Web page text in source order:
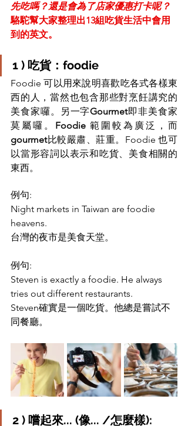
先吃嗎？還是會為了店家優惠打卡呢？
駱駝幫大家整理出13組吃貨生活中會用
到的英文。
1 ) 吃貨：foodie
Foodie 可以用來說明喜歡吃各式各樣東
西的人，當然也包含那些對烹飪講究的
美食家囉。另一字Gourmet即非美食家
莫屬囉。 Foodie 範圍較為廣泛，而
gourmet比較嚴肅、莊重。Foodie 也可
以當形容詞以表示和吃貨、美食相關的
東西。
例句:
Night markets in Taiwan are foodie
heavens.
台灣的夜市是美食天堂。
例句:
Steven is exactly a foodie. He always
tries out different restaurants.
Steven確實是一個吃貨。他總是嘗試不
同餐廳。
2 ) 嚐起來... (像... /怎麼樣):